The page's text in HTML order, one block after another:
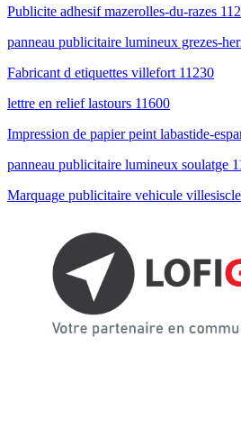
Publicite adhesif mazerolles-du-razes
panneau publicitaire lumineux grezes-
Fabricant d etiquettes villefort 11230
lettre en relief lastours 11600
Impression de papier peint labastide-
panneau publicitaire lumineux soulatge
Marquage publicitaire vehicule